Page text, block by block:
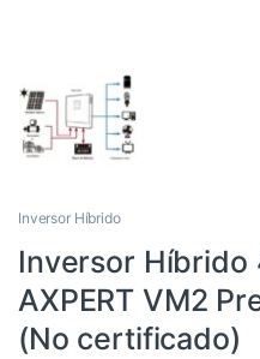
Inversor Híbrido
Inversor Híbrido
AXPERT VM2
(No certificado)